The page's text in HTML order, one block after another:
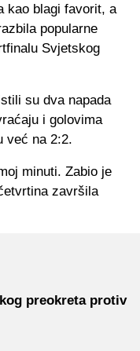
kao blagi favorit, a
popularne
Svjetskog
su dva napada
i golovima
već na 2:2.
minuti. Zabio je
završila
preokreta protiv